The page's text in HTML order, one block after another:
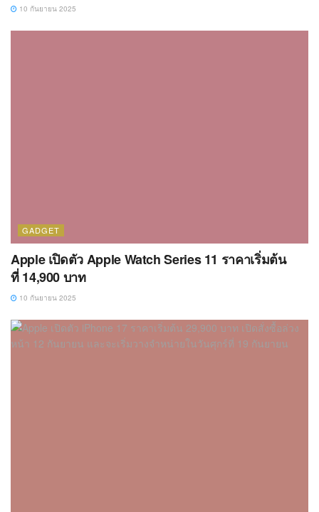
10 กันยายน 2025
GADGET
Apple เปิดตัว Apple Watch Series 11 ราคาเริ่มต้น
ที่ 14,900 บาท
10 กันยายน 2025